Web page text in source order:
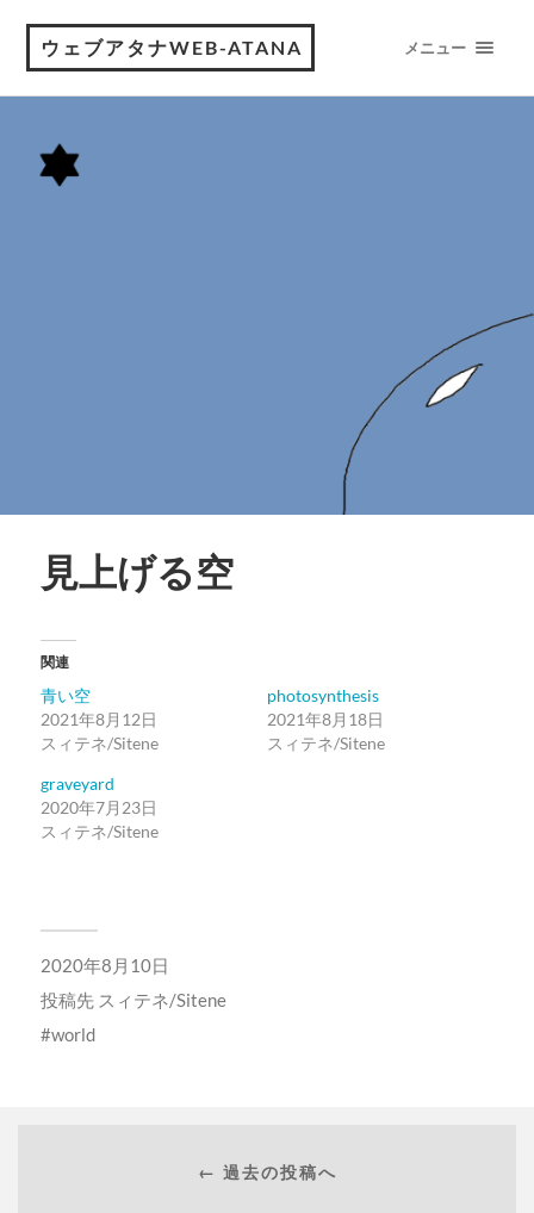
ウェブアタナWEB-ATANA メニュー
見上げる空
関連
青い空
2021年8月12日
スィテネ/Sitene
photosynthesis
2021年8月18日
スィテネ/Sitene
graveyard
2020年7月23日
スィテネ/Sitene
2020年8月10日
投稿先 スィテネ/Sitene
world
← 過去の投稿へ